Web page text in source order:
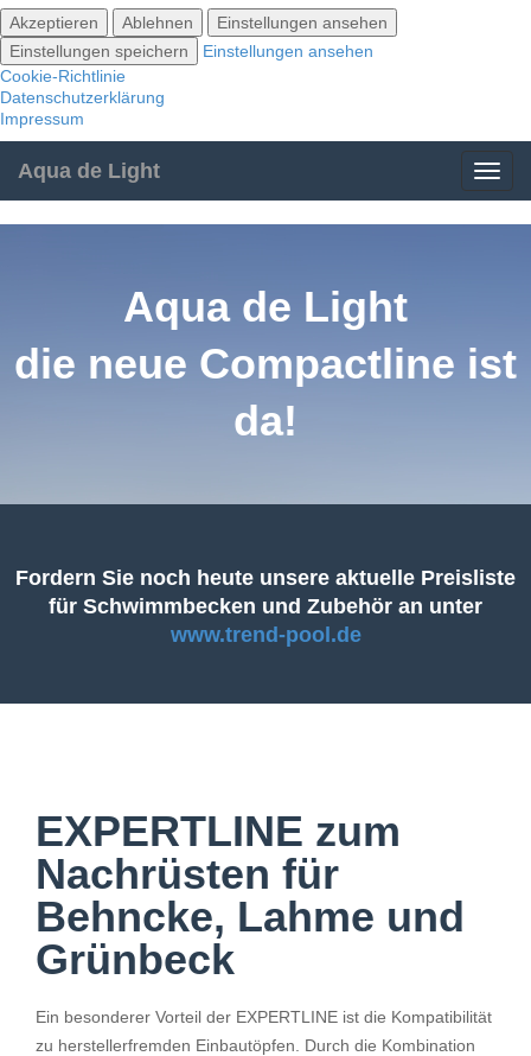
Akzeptieren
Ablehnen
Einstellungen ansehen
Einstellungen speichern
Einstellungen ansehen
Cookie-Richtlinie
Datenschutzerklärung
Impressum
Aqua de Light
Aqua de Light
die neue Compactline ist
da!
Fordern Sie noch heute unsere aktuelle Preisliste
für Schwimmbecken und Zubehör an unter
www.trend-pool.de
EXPERTLINE zum
Nachrüsten für
Behncke, Lahme und
Grünbeck
Ein besonderer Vorteil der EXPERTLINE ist die Kompatibilität
zu herstellerfremden Einbautöpfen. Durch die Kombination